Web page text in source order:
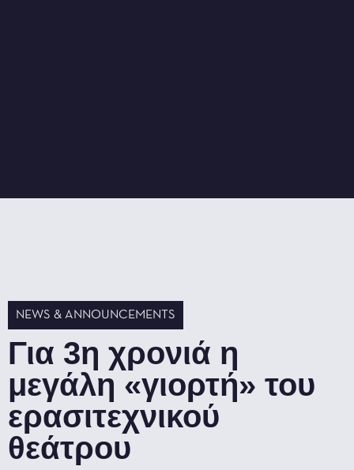
NEWS & ANNOUNCEMENTS
Για 3η χρονιά η
μεγάλη «γιορτή» του
ερασιτεχνικού
θεάτρου